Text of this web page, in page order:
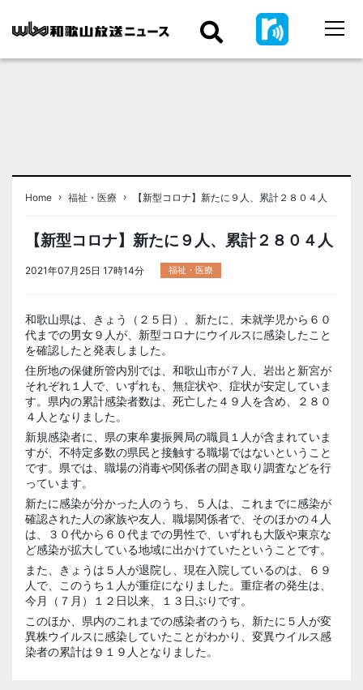
Home › 福祉・医療 › 【新型コロナ】新たに９人、累計２８０４人
【新型コロナ】新たに９人、累計２８０４人
2021年07月25日 17時14分 福祉・医療
和歌山県は、きょう（２５日）、新たに、未就学児から６０
代までの男女９人が、新型コロナにウイルスに感染したこと
を確認したと発表しました。
住所地の保健所管内別では、和歌山市が７人、岩出と新宮が
それぞれ１人で、いずれも、無症状や、症状が安定していま
す。県内の累計感染者数は、死亡した４９人を含め、２８０
４人となりました。
新規感染者に、県の東牟婁振興局の職員１人が含まれていま
すが、不特定多数の県民と接触する職場ではないということ
です。県では、職場の消毒や関係者の聞き取り調査などを行
っています。
新たに感染が分かった人のうち、５人は、これまでに感染が
確認された人の家族や友人、職場関係者で、そのほかの４人
は、３０代から６０代までの男性で、いずれも大阪や東京な
ど感染が拡大している地域に出かけていたということです。
また、きょうは５人が退院し、現在入院しているのは、６９
人で、このうち１人が重症になりました。重症者の発生は、
今月（７月）１２日以来、１３日ぶりです。
このほか、県内のこれまでの感染者のうち、新たに５人が変
異株ウイルスに感染していたことがわかり、変異ウイルス感
染者の累計は９１９人となりました。